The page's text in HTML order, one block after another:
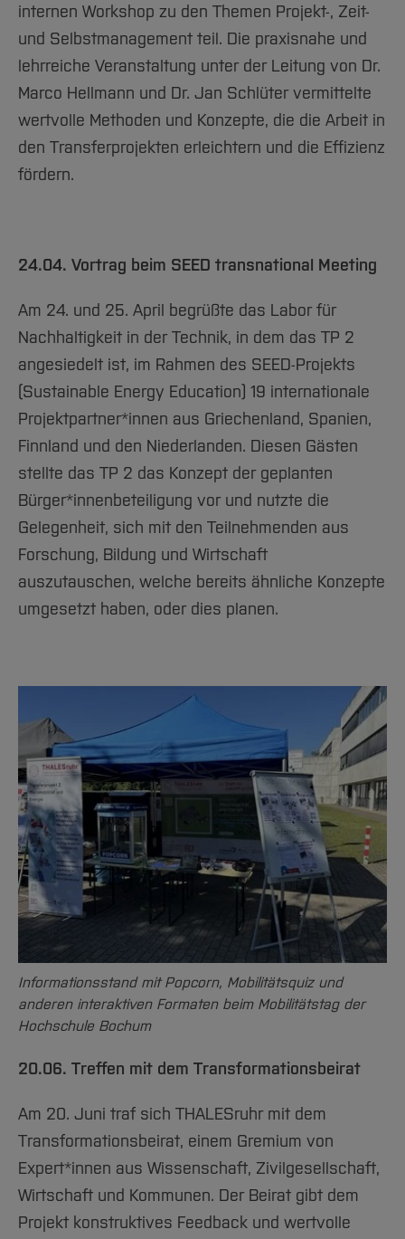
internen Workshop zu den Themen Projekt-, Zeit-
und Selbstmanagement teil. Die praxisnahe und
lehrreiche Veranstaltung unter der Leitung von Dr.
Marco Hellmann und Dr. Jan Schlüter vermittelte
wertvolle Methoden und Konzepte, die die Arbeit in
den Transferprojekten erleichtern und die Effizienz
fördern.
24.04. Vortrag beim SEED transnational Meeting
Am 24. und 25. April begrüßte das Labor für
Nachhaltigkeit in der Technik, in dem das TP 2
angesiedelt ist, im Rahmen des SEED-Projekts
(Sustainable Energy Education) 19 internationale
Projektpartner*innen aus Griechenland, Spanien,
Finnland und den Niederlanden. Diesen Gästen
stellte das TP 2 das Konzept der geplanten
Bürger*innenbeteiligung vor und nutzte die
Gelegenheit, sich mit den Teilnehmenden aus
Forschung, Bildung und Wirtschaft
auszutauschen, welche bereits ähnliche Konzepte
umgesetzt haben, oder dies planen.
Informationsstand mit Popcorn, Mobilitätsquiz und
anderen interaktiven Formaten beim Mobilitätstag der
Hochschule Bochum
20.06. Treffen mit dem Transformationsbeirat
Am 20. Juni traf sich THALESruhr mit dem
Transformationsbeirat, einem Gremium von
Expert*innen aus Wissenschaft, Zivilgesellschaft,
Wirtschaft und Kommunen. Der Beirat gibt dem
Projekt konstruktives Feedback und wertvolle